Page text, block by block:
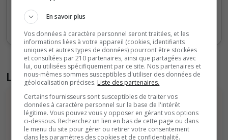
Liste des avis de la communauté
En savoir plus
Vos données à caractère personnel seront traitées, et les
informations liées à votre appareil (cookies, identifiants
uniques et autres types de données) pourront être stockées
et consultées par 210 partenaires, ainsi que partagées avec
lui, ou utilisées spécifiquement par ce site. Nos partenaires et
nous-mêmes sommes susceptibles d'utiliser des données de
géolocalisation précises. Liste des partenaires.
Certains fournisseurs sont susceptibles de traiter vos
données à caractère personnel sur la base de l'intérêt
légitime. Vous pouvez vous y opposer en gérant vos options
ci-dessous. Recherchez un lien en bas de cette page ou dans
le menu du site pour gérer ou retirer votre consentement
dans les paramètres des cookies et de confidentialité.